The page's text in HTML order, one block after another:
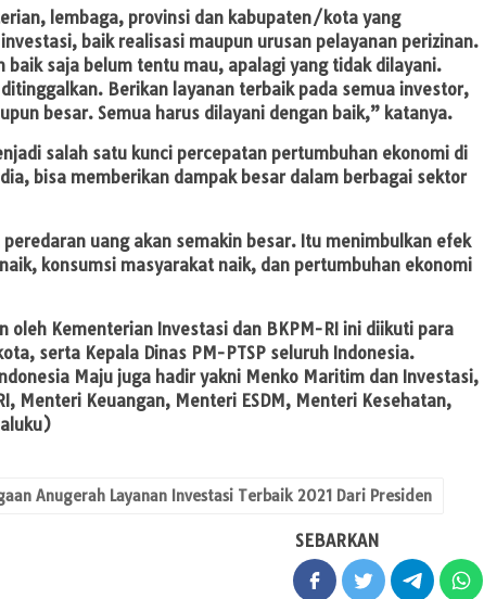
lembaga, provinsi dan kabupaten/kota yang
baik realisasi maupun urusan pelayanan perizinan.
baik saja belum tentu mau, apalagi yang tidak dilayani.
Berikan layanan terbaik pada semua investor,
besar. Semua harus dilayani dengan baik,” katanya.
salah satu kunci percepatan pertumbuhan ekonomi di
bisa memberikan dampak besar dalam berbagai sektor
uang akan semakin besar. Itu menimbulkan efek
konsumsi masyarakat naik, dan pertumbuhan ekonomi
oleh Kementerian Investasi dan BKPM-RI ini diikuti para
serta Kepala Dinas PM-PTSP seluruh Indonesia.
Maju juga hadir yakni Menko Maritim dan Investasi,
Menteri Keuangan, Menteri ESDM, Menteri Kesehatan,
Anugerah Layanan Investasi Terbaik 2021 Dari Presiden
SEBARKAN